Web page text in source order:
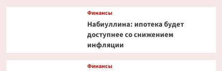
Финансы
Набиуллина: ипотека будет
доступнее со снижением
инфляции
Финансы